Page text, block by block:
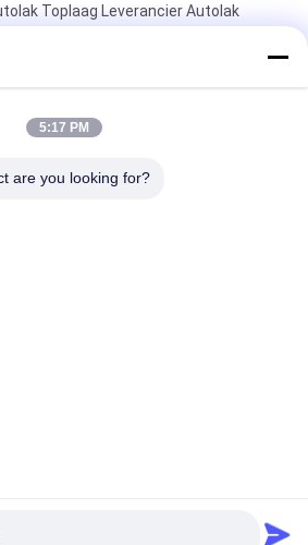
Toplaag Leverancier Autolak
briljant rode autolak,
Automotive Refinish verf
5:17 PM
are you looking for?